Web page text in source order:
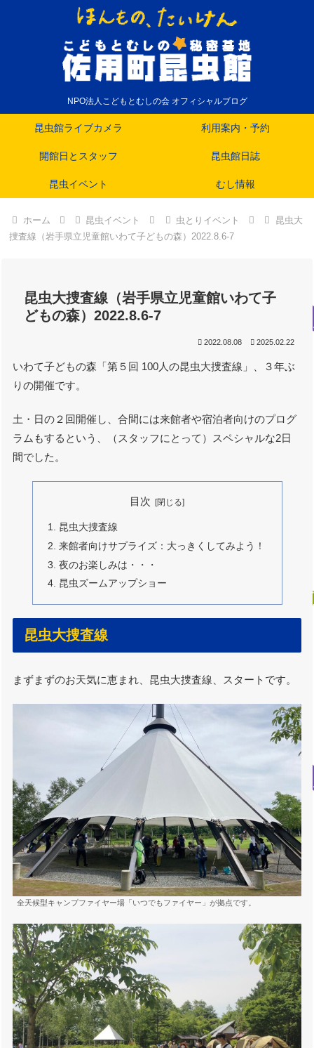
NPO法人こどもとむしの会 オフィシャルブログ
昆虫館ライブカメラ 利用案内・予約
開館日とスタッフ 昆虫館日誌
昆虫イベント むし情報
ホーム 昆虫イベント 虫とりイベント
昆虫大
捜査線（岩手県立児童館いわて子どもの森）2022.8.6-7
昆虫大捜査線（岩手県立児童館いわて子
どもの森）2022.8.6-7
2022.08.08 2025.02.22
いわて子どもの森「第５回 100人の昆虫大捜査線」、３年ぶ
りの開催です。
土・日の２回開催し、合間には来館者や宿泊者向けのプログ
ラムもするという、（スタッフにとって）スペシャルな2日
間でした。
目次
昆虫大捜査線
来館者向けサプライズ：大っきくしてみよう！
夜のお楽しみは・・・
昆虫ズームアップショー
昆虫大捜査線
まずまずのお天気に恵まれ、昆虫大捜査線、スタートです。
全天候型キャンプファイヤー場「いつでもファイヤー」が拠点です。